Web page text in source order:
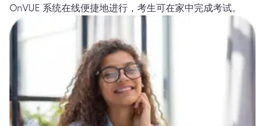
OnVUE 系统在线便捷地进行，考生可在家中完成考试。